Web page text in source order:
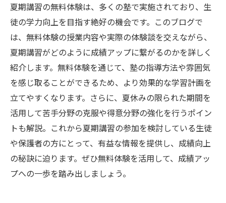
夏期講習の無料体験は、多くの塾で実施されており、生
徒の学力向上を目指す絶好の機会です。このブログで
は、無料体験の授業内容や実際の体験談を交えながら、
夏期講習がどのように成績アップに繋がるのかを詳しく
紹介します。無料体験を通じて、塾の指導方法や雰囲気
を感じ取ることができるため、より効果的な学習計画を
立てやすくなります。さらに、夏休みの限られた期間を
活用して苦手分野の克服や得意分野の強化を行うポイン
トも解説。これから夏期講習の参加を検討している生徒
や保護者の方にとって、有益な情報を提供し、成績向上
の秘訣に迫ります。ぜひ無料体験を活用して、成績アッ
プへの一歩を踏み出しましょう。